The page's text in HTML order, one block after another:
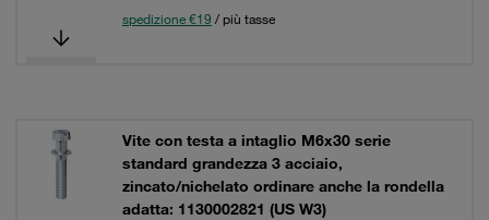
spedizione €19 / più tasse
Vite con testa a intaglio M6x30 serie
standard grandezza 3 acciaio,
zincato/nichelato ordinare anche la rondella
adatta: 1130002821 (US W3)